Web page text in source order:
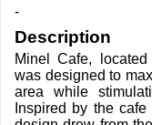
-
Description
Minel Cafe,
was designed to
area while
Inspired by the